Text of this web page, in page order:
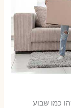
כמו שבוע